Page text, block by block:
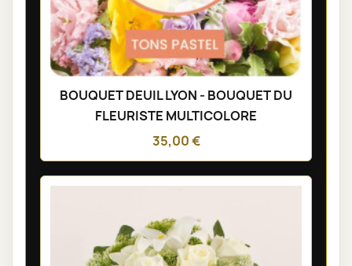
BOUQUET DEUIL LYON - BOUQUET DU
FLEURISTE MULTICOLORE
35,00 €